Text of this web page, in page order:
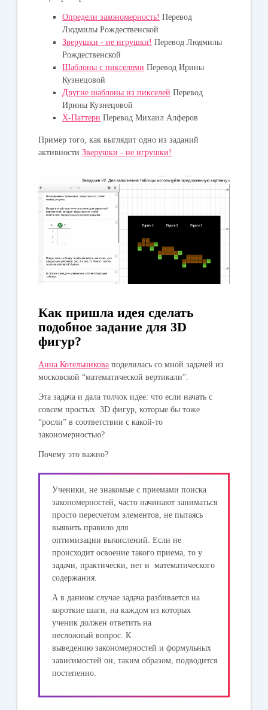
Определи закономерность! Перевод
Людмилы Рождественской
Зверушки - не игрушки! Перевод Людмилы
Рождественской
Шаблоны с пикселями Перевод Ирины
Кузнецовой
Другие шаблоны из пикселей Перевод
Ирины Кузнецовой
X-Паттерн Перевод Михаил Алферов
Пример того, как выглядит одно из заданий
активностиЗверушки - не игрушки!
Как пришла идея сделать
подобное задание для 3D
фигур?
Анна Котельникова поделилась со мной задачей из
московской “математической вертикали”.
Эта задача и дала толчок идее: что если начать с
совсем простых 3D фигур, которые бы тоже
“росли” в соответствии с какой-то
закономерностью?
Почему это важно?
Ученики, не знакомые с приемами поиска
закономерностей, часто начинают заниматься
просто пересчетом элементов, не пытаясь
выявить правило для
оптимизации вычислений. Если не
происходит освоение такого приема, то у
задачи, практически, нет и математического
содержания.
А в данном случае задача разбивается на
короткие шаги, на каждом из которых
ученик должен ответить на
несложный вопрос. К
выведению закономерностей и формульных
зависимостей он, таким образом, подводится
постепенно.